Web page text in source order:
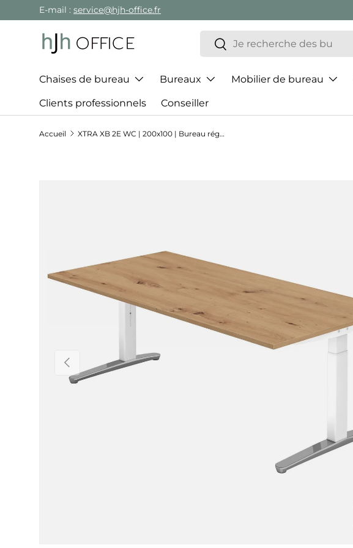
Aller au contenu
E-mail : service@hjh-office.fr
Recherche
Rechercher
Chaises de bureau Bureaux Mobilier de bureau
Clients professionnels Conseiller
Accueil XTRA XB 2E WC | 200x100 | Bureau réglable en hauteur
Précédent